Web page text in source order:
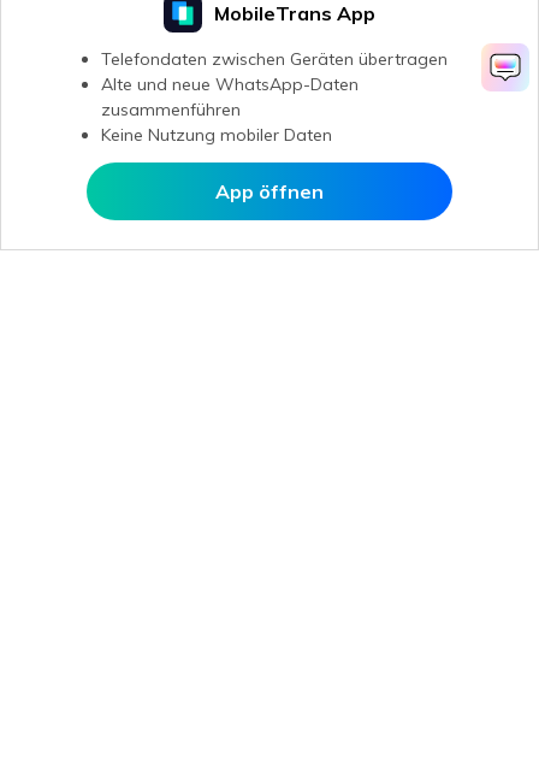
In MobileTrans öffnen
MobileTrans App
Telefondaten zwischen Geräten übertragen
Alte und neue WhatsApp-Daten
zusammenführen
Keine Nutzung mobiler Daten
App öffnen